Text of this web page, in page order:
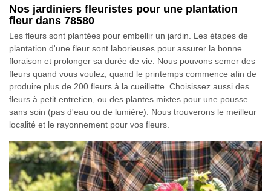
Nos jardiniers fleuristes pour une plantation
fleur dans 78580
Les fleurs sont plantées pour embellir un jardin. Les étapes de
plantation d'une fleur sont laborieuses pour assurer la bonne
floraison et prolonger sa durée de vie. Nous pouvons semer des
fleurs quand vous voulez, quand le printemps commence afin de
produire plus de 200 fleurs à la cueillette. Choisissez aussi des
fleurs à petit entretien, ou des plantes mixtes pour une pousse
sans soin (pas d'eau ou de lumière). Nous trouverons le meilleur
localité et le rayonnement pour vos fleurs.